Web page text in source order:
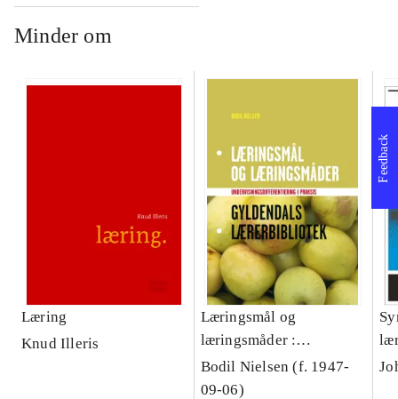
Minder om
Læring
Knud Illeris
Læringsmål og
læringsmåder :
undervisningsdifferentiering
i praksis
Bodil Nielsen (f. 1947-
09-06)
Feedback